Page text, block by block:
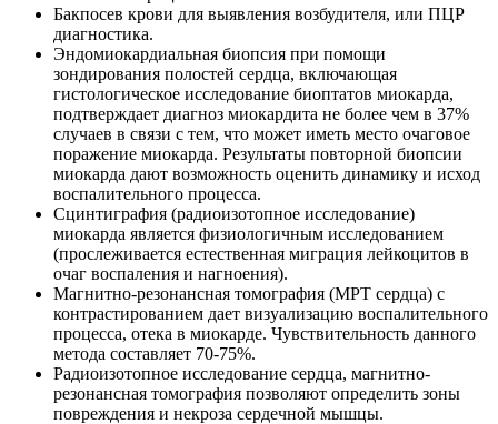
Бакпосев крови для выявления возбудителя, или ПЦР
диагностика.
Эндомиокардиальная биопсия при помощи
зондирования полостей сердца, включающая
гистологическое исследование биоптатов миокарда,
подтверждает диагноз миокардита не более чем в 37%
случаев в связи с тем, что может иметь место очаговое
поражение миокарда. Результаты повторной биопсии
миокарда дают возможность оценить динамику и исход
воспалительного процесса.
Сцинтиграфия (радиоизотопное исследование)
миокарда является физиологичным исследованием
(прослеживается естественная миграция лейкоцитов в
очаг воспаления и нагноения).
Магнитно-резонансная томография (МРТ сердца) с
контрастированием дает визуализацию воспалительного
процесса, отека в миокарде. Чувствительность данного
метода составляет 70-75%.
Радиоизотопное исследование сердца, магнитно-
резонансная томография позволяют определить зоны
повреждения и некроза сердечной мышцы.